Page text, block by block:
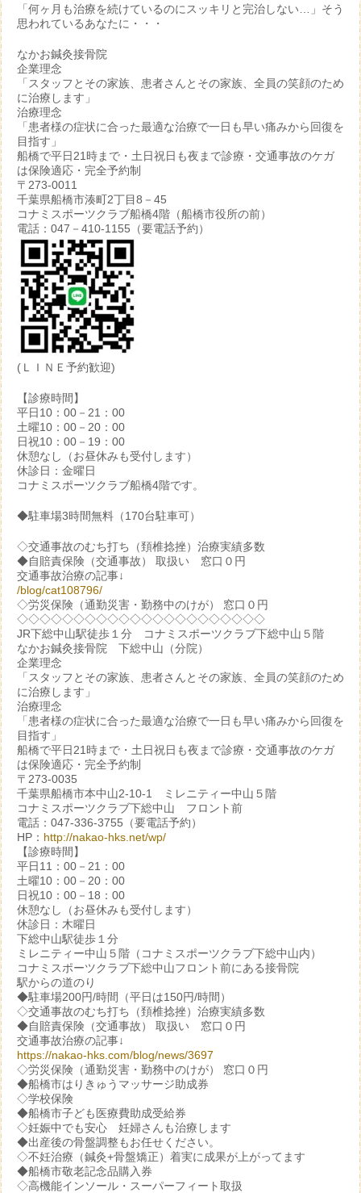
「何ヶ月も治療を続けているのにスッキリと完治しない…」そう
思われているあなたに・・・
なかお鍼灸接骨院
企業理念
「スタッフとその家族、患者さんとその家族、全員の笑顔のため
に治療します」
治療理念
「患者様の症状に合った最適な治療で一日も早い痛みから回復を
目指す」
船橋で平日21時まで・土日祝日も夜まで診療・交通事故のケガ
は保険適応・完全予約制
〒273-0011
千葉県船橋市湊町2丁目8－45
コナミスポーツクラブ船橋4階（船橋市役所の前）
電話：047－410-1155（要電話予約）
(ＬＩＮＥ予約歓迎)
【診療時間】
平日10：00－21：00
土曜10：00－20：00
日祝10：00－19：00
休憩なし（お昼休みも受付します）
休診日：金曜日
コナミスポーツクラブ船橋4階です。
◆駐車場3時間無料（170台駐車可）
◇交通事故のむち打ち（頚椎捻挫）治療実績多数
◆自賠責保険（交通事故） 取扱い 窓口０円
交通事故治療の記事↓
/blog/cat108796/
◇労災保険（通勤災害・勤務中のけが） 窓口０円
◇◇◇◇◇◇◇◇◇◇◇◇◇◇◇◇◇◇◇◇◇◇
JR下総中山駅徒歩１分 コナミスポーツクラブ下総中山５階
なかお鍼灸接骨院 下総中山（分院）
企業理念
「スタッフとその家族、患者さんとその家族、全員の笑顔のため
に治療します」
治療理念
「患者様の症状に合った最適な治療で一日も早い痛みから回復を
目指す」
船橋で平日21時まで・土日祝日も夜まで診療・交通事故のケガ
は保険適応・完全予約制
〒273-0035
千葉県船橋市本中山2-10-1 ミレニティー中山５階
コナミスポーツクラブ下総中山 フロント前
電話：047-336-3755（要電話予約）
HP： http://nakao-hks.net/wp/
【診療時間】
平日11：00－21：00
土曜10：00－20：00
日祝10：00－18：00
休憩なし（お昼休みも受付します）
休診日：木曜日
下総中山駅徒歩１分
ミレニティー中山５階（コナミスポーツクラブ下総中山内）
コナミスポーツクラブ下総中山フロント前にある接骨院
駅からの道のり
◆駐車場200円/時間（平日は150円/時間）
◇交通事故のむち打ち（頚椎捻挫）治療実績多数
◆自賠責保険（交通事故） 取扱い 窓口０円
交通事故治療の記事↓
https://nakao-hks.com/blog/news/3697
◇労災保険（通勤災害・勤務中のけが） 窓口０円
◆船橋市はりきゅうマッサージ助成券
◇学校保険
◆船橋市子ども医療費助成受給券
◇妊娠中でも安心 妊婦さんも治療します
◆出産後の骨盤調整もお任せください。
◇不妊治療（鍼灸+骨盤矯正）着実に成果が上がってます
◆船橋市敬老記念品購入券
◇高機能インソール・スーパーフィート取扱